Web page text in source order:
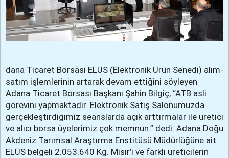
dana Ticaret Borsası ELÜS (Elektronik Ürün Senedi) alım-
satım işlemlerinin artarak devam ettiğini söyleyen
Adana Ticaret Borsası Başkanı Şahin Bilgiç, “ATB asli
görevini yapmaktadır. Elektronik Satış Salonumuzda
gerçekleştirdiğimiz seanslarda açık arttırmalar ile üretici
ve alıcı borsa üyelerimiz çok memnun.” dedi. Adana Doğu
Akdeniz Tarımsal Araştırma Enstitüsü Müdürlüğüne ait
ELÜS belgeli 2.053.640 Kg. Mısır’ı ve farklı üreticilerin